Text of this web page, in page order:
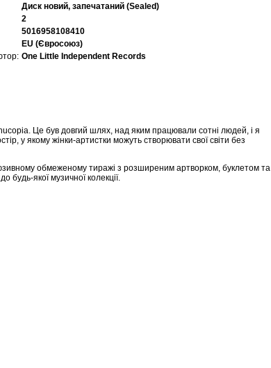
Диск новий, запечатаний (Sealed)
2
5016958108410
EU (Євросоюз)
One Little Independent Records
Це був довгий шлях, над яким працювали сотні людей, і я
у якому жінки-артистки можуть створювати свої світи без
обмеженому тиражі з розширеним артворком, буклетом та
будь-якої музичної колекції.